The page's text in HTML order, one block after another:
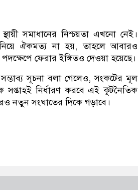
সমাধানের নিশ্চয়তা এখনো নেই।
ঐকমত্য না হয়, তাহলে আবারও
ফেরার ইঙ্গিতও দেওয়া হয়েছে।
সূচনা বলা গেলেও, সংকটের মূল
নির্ধারণ করবে এই কূটনৈতিক
নতুন সংঘাতের দিকে গড়াবে।